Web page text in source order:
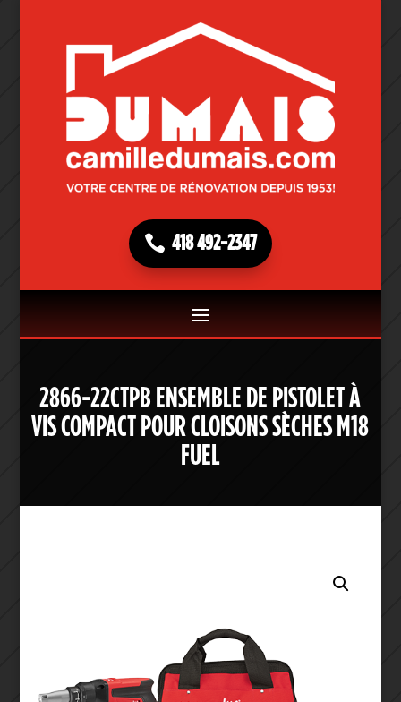
418 492-2347
2866-22CTPB ENSEMBLE DE PISTOLET À
VIS COMPACT POUR CLOISONS SÈCHES M18
FUEL